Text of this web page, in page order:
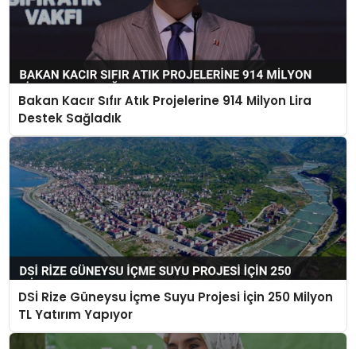
Bakan Kacır Sıfır Atık Projelerine 914 Milyon Lira
Destek Sağladık
DSİ Rize Güneysu İçme Suyu Projesi İçin 250 Milyon
TL Yatırım Yapıyor